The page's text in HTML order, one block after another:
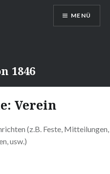
1846
MENÜ
Verein
(z.B. Feste, Mitteilungen,
usw.)